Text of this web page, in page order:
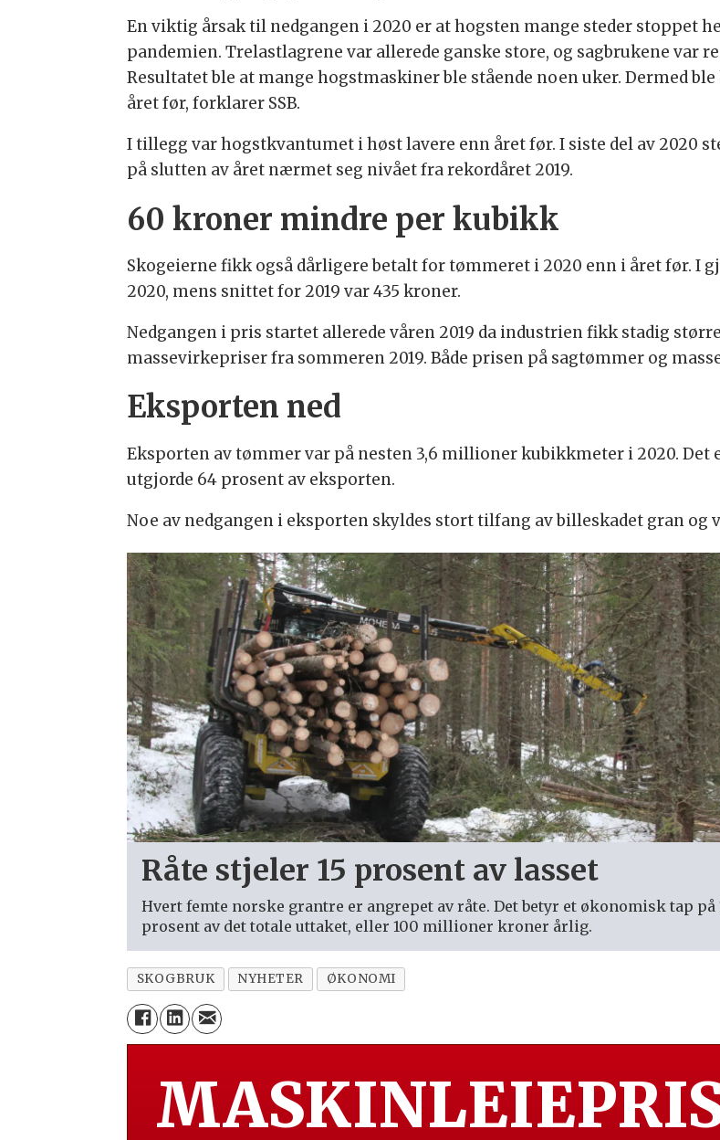
En viktig årsak til nedgangen i 2020 er at hogsten mange steder
pandemien. Trelastlagrene var allerede ganske store, og sagbrukene var
Resultatet ble at mange hogstmaskiner ble stående noen uker. Dermed
året før, forklarer SSB.
I tillegg var hogstkvantumet i høst lavere enn året før. I siste del av 2020
på slutten av året nærmet seg nivået fra rekordåret 2019.
60 kroner mindre per kubikk
Skogeierne fikk også dårligere betalt for tømmeret i 2020 enn i året før. I
2020, mens snittet for 2019 var 435 kroner.
Nedgangen i pris startet allerede våren 2019 da industrien fikk stadig
massevirkepriser fra sommeren 2019. Både prisen på sagtømmer og
Eksporten ned
Eksporten av tømmer var på nesten 3,6 millioner kubikkmeter i 2020. Det
utgjorde 64 prosent av eksporten.
Noe av nedgangen i eksporten skyldes stort tilfang av billeskadet gran
Råte stjeler 15 prosent av lasset
Hvert femte norske grantre er angrepet av råte. Det betyr et økonomisk tap på
prosent av det totale uttaket, eller 100 millioner kroner årlig.
SKOGBRUK NYHETER ØKONOMI